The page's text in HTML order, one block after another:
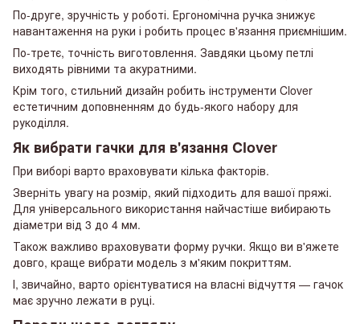
По-друге, зручність у роботі. Ергономічна ручка знижує
навантаження на руки і робить процес в'язання приємнішим.
По-третє, точність виготовлення. Завдяки цьому петлі
виходять рівними та акуратними.
Крім того, стильний дизайн робить інструменти Clover
естетичним доповненням до будь-якого набору для
рукоділля.
Як вибрати гачки для в'язання Clover
При виборі варто враховувати кілька факторів.
Зверніть увагу на розмір, який підходить для вашої пряжі.
Для універсального використання найчастіше вибирають
діаметри від 3 до 4 мм.
Також важливо враховувати форму ручки. Якщо ви в'яжете
довго, краще вибрати модель з м'яким покриттям.
І, звичайно, варто орієнтуватися на власні відчуття — гачок
має зручно лежати в руці.